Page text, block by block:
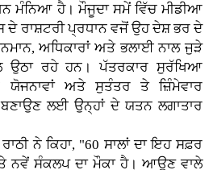
ਮੰਨਿਆ ਹੈ। ਮੌਜੂਦਾ ਸਮੇਂ ਵਿੱਚ ਮੀਡੀਆ
ਰਾਸ਼ਟਰੀ ਪ੍ਰਧਾਨ ਵਜੋਂ ਉਹ ਦੇਸ਼ ਭਰ ਦੇ
ਅਧਿਕਾਰਾਂ ਅਤੇ ਭਲਾਈ ਨਾਲ ਜੁੜੇ
ਉਠਾ ਰਹੇ ਹਨ। ਪੱਤਰਕਾਰ ਸੁਰੱਖਿਆ
ਯੋਜਨਾਵਾਂ ਅਤੇ ਸੁਤੰਤਰ ਤੇ ਜ਼ਿੰਮੇਵਾਰ
ਲਈ ਉਨ੍ਹਾਂ ਦੇ ਯਤਨ ਲਗਾਤਾਰ
ਨੇ ਕਿਹਾ, "60 ਸਾਲਾਂ ਦਾ ਇਹ ਸਫ਼ਰ
ਸੰਕਲਪ ਦਾ ਮੌਕਾ ਹੈ। ਆਉਣ ਵਾਲੇ